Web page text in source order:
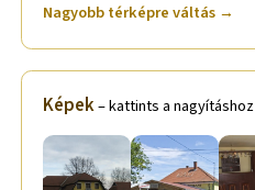
Nagyobb térképre váltás →
Képek– kattints a nagyításhoz